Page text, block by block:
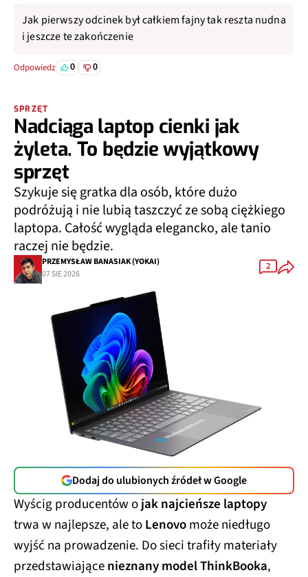
Jak pierwszy odcinek był całkiem fajny tak reszta nudna
i jeszcze te zakończenie
Odpowiedz 0 0
SPRZĘT
Nadciąga laptop cienki jak
żyleta. To będzie wyjątkowy
sprzęt
Szykuje się gratka dla osób, które dużo
podróżują i nie lubią taszczyć ze sobą ciężkiego
laptopa. Całość wygląda elegancko, ale tanio
raczej nie będzie.
PRZEMYSŁAW BANASIAK (YOKAI)
07 SIE 2026
2
Dodaj do ulubionych źródeł w Google
Wyścig producentów ojak najcieńsze laptopy
trwa w najlepsze, ale toLenovomoże niedługo
wyjść na prowadzenie. Do sieci trafiły materiały
przedstawiającenieznany model ThinkBooka,